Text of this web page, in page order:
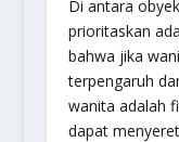
Di antara
prioritaskan
bahwa jika
terpengaruh
wanita adalah
dapat